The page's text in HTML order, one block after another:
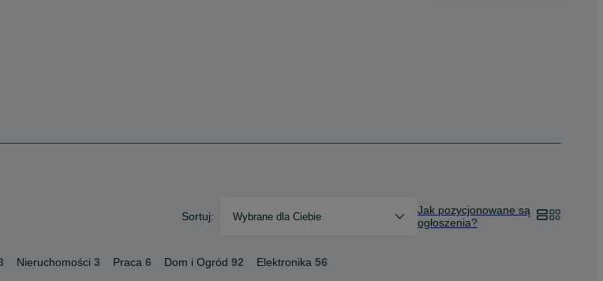
Sortuj: Wybrane dla Ciebie
Jak pozycjonowane są
ogłoszenia?
Nieruchomości 3 Praca 6 Dom i Ogród 92 Elektronika 56